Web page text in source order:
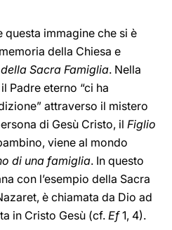
immagine che si è
della Chiesa e
Sacra Famiglia. Nella
Padre eterno “ci ha
attraverso il mistero
di Gesù Cristo, il Figlio
viene al mondo
di una famiglia. In questo
con l’esempio della Sacra
è chiamata da Dio ad
in Cristo Gesù (cf. Ef1, 4).